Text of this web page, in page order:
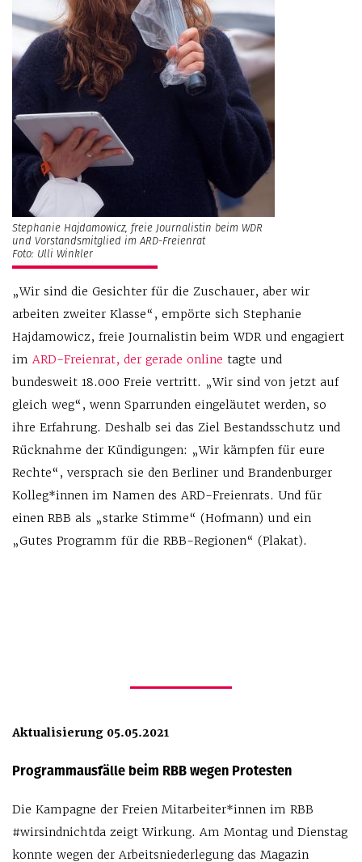
Stephanie Hajdamowicz, freie Journalistin beim WDR
und Vorstandsmitglied im ARD-Freienrat
Foto: Ulli Winkler
„Wir sind die Gesichter für die Zuschauer, aber wir
arbeiten zweiter Klasse“, empörte sich Stephanie
Hajdamowicz, freie Journalistin beim WDR und engagiert
imARD-Freienrat, der gerade online tagte und
bundesweit 18.000 Freie vertritt. „Wir sind von jetzt auf
gleich weg“, wenn Sparrunden eingeläutet werden, so
ihre Erfahrung. Deshalb sei das Ziel Bestandsschutz und
Rücknahme der Kündigungen: „Wir kämpfen für eure
Rechte“, versprach sie den Berliner und Brandenburger
Kolleg*innen im Namen des ARD-Freienrats. Und für
einen RBB als „starke Stimme“ (Hofmann) und ein
„Gutes Programm für die RBB-Regionen“ (Plakat).
Aktualisierung 05.05.2021
Programmausfälle beim RBB wegen Protesten
Die Kampagne der Freien Mitarbeiter*innen im RBB
#wirsindnichtda zeigt Wirkung. Am Montag und Dienstag
konnte wegen der Arbeitsniederlegung das Magazin